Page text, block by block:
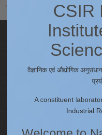
Quick Links
Procurement Plan
Right to Information
CSIR
वैज्ञानिक एवं औद्योगिक
A constituent
Industrial